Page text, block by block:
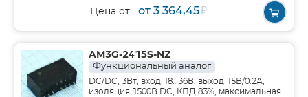
Цена от: от 3 364,45₽
AM3G-2415S-NZ
Функциональный аналог
DC/DC, 3Вт, вход 18…36В, выход 15В/0.2А,
изоляция 1500В DC, КПД 83%, максимальная